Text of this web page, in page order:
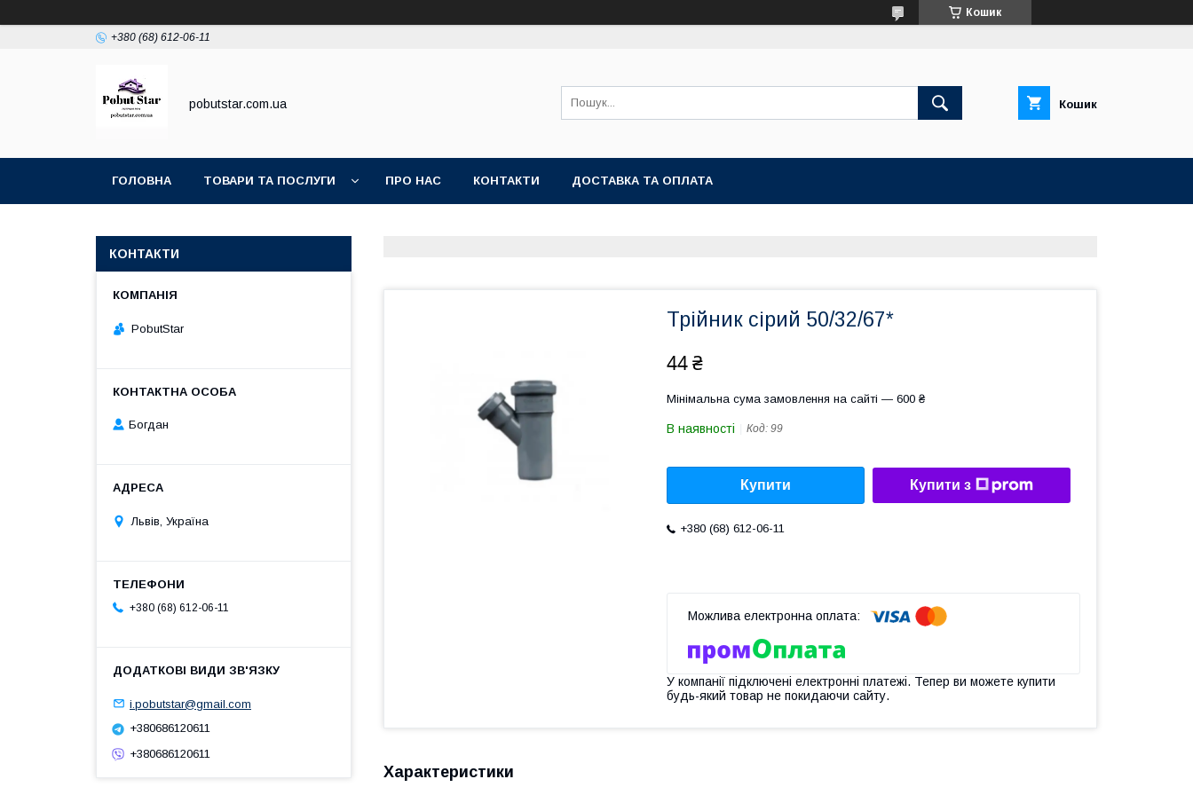
Кошик
+380 (68) 612-06-11
pobutstar.com.ua Кошик
ГОЛОВНА ТОВАРИ ТА ПОСЛУГИ ПРО НАС КОНТАКТИ ДОСТАВКА ТА ОПЛАТА
Трійник сірий 50/32/67*
44 ₴
Мінімальна сума замовлення на сайті — 600 ₴
В наявності Код: 99
Купити Купити з
+380 (68) 612-06-11
У компанії підключені електронні платежі. Тепер ви можете купити
будь-який товар не покидаючи сайту.
Характеристики
КОНТАКТИ
PobutStar
Богдан
Львів, Україна
+380 (68) 612-06-11
i.pobutstar@gmail.com
+380686120611
+380686120611